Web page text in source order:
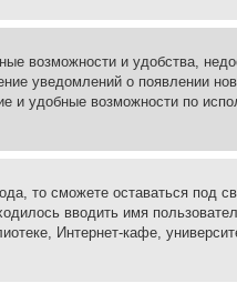
возможности и удобства,
уведомлений о появлении
и удобные возможности по
то сможете оставаться
вводить имя
Интернет-кафе,